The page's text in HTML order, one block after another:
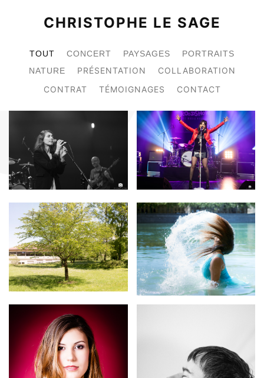
CHRISTOPHE LE SAGE
TOUT CONCERT PAYSAGES
PORTRAITS
NATURE
PRÉSENTATION
COLLABORATION
CONTRAT
TÉMOIGNAGES CONTACT